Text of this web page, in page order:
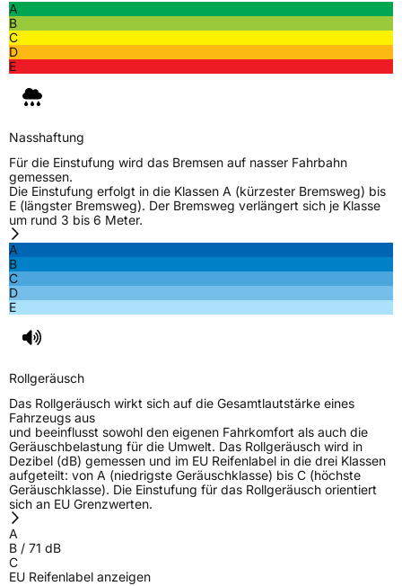
A
B
C
D
E
Nasshaftung
Für die Einstufung wird das Bremsen auf nasser Fahrbahn
gemessen.
Die Einstufung erfolgt in die Klassen A (kürzester Bremsweg) bis
E (längster Bremsweg). Der Bremsweg verlängert sich je Klasse
um rund 3 bis 6 Meter.
A
B
C
D
E
Rollgeräusch
Das Rollgeräusch wirkt sich auf die Gesamtlautstärke eines
Fahrzeugs aus
und beeinflusst sowohl den eigenen Fahrkomfort als auch die
Geräuschbelastung für die Umwelt. Das Rollgeräusch wird in
Dezibel (dB) gemessen und im EU Reifenlabel in die drei Klassen
aufgeteilt: von A (niedrigste Geräuschklasse) bis C (höchste
Geräuschklasse). Die Einstufung für das Rollgeräusch orientiert
sich an EU Grenzwerten.
A
B / 71 dB
C
EU Reifenlabel anzeigen